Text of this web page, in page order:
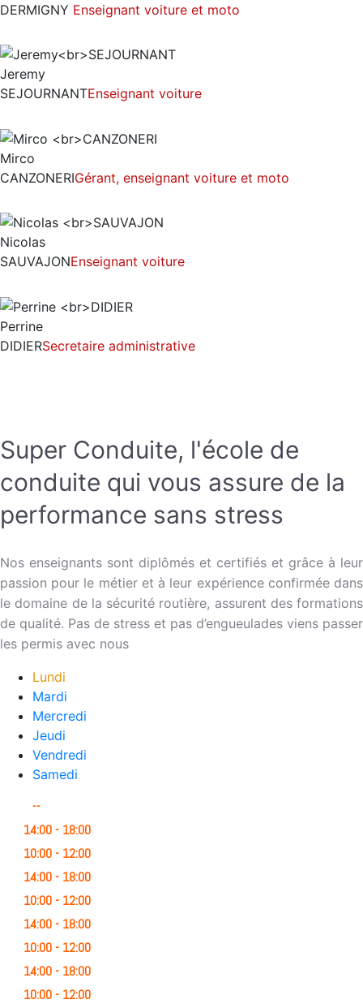
DERMIGNY Enseignant voiture et moto
Jeremy
SEJOURNANTEnseignant voiture
Mirco
CANZONERIGérant, enseignant voiture et moto
Nicolas
SAUVAJONEnseignant voiture
Perrine
DIDIERSecretaire administrative
Super Conduite, l'école de
conduite qui vous assure de la
performance sans stress
Nos enseignants sont diplômés et certifiés et grâce à leur
passion pour le métier et à leur expérience confirmée dans
le domaine de la sécurité routière, assurent des formations
de qualité. Pas de stress et pas d’engueulades viens passer
les permis avec nous
Lundi
Mardi
Mercredi
Jeudi
Vendredi
Samedi
--
14:00 - 18:00
10:00 - 12:00
14:00 - 18:00
10:00 - 12:00
14:00 - 18:00
10:00 - 12:00
14:00 - 18:00
10:00 - 12:00